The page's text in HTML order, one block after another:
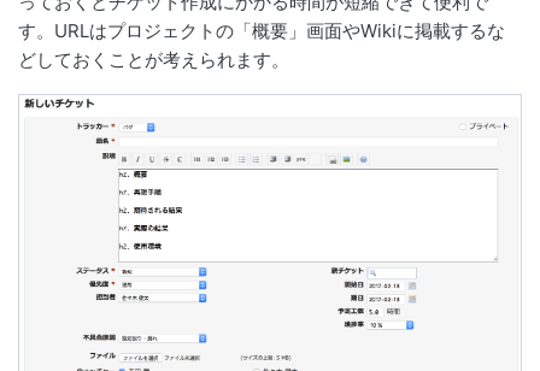
す。URLはプロジェクトの「概要」画面やWikiに掲載するな
どしておくことが考えられます。